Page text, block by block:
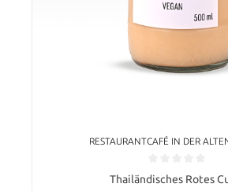
RESTAURANTCAFÉ IN DER
Durchschnittliche Bewertung von 0 von
Thailändisches Rotes